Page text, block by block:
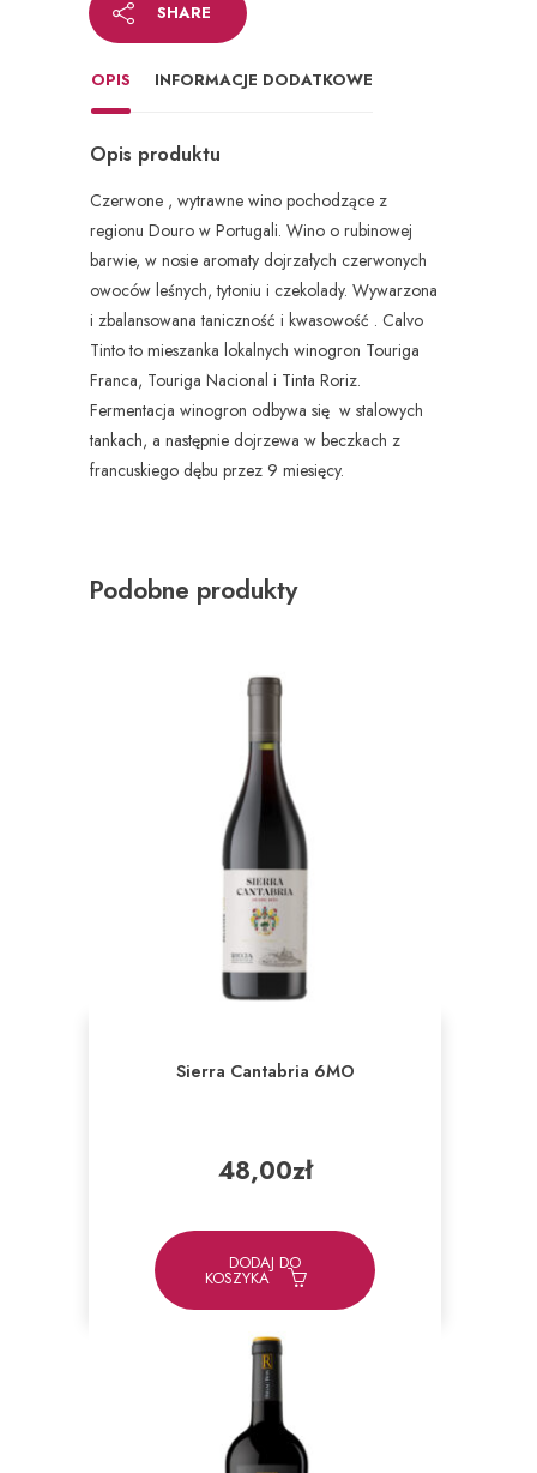
SHARE
OPIS INFORMACJE DODATKOWE
Opis produktu
Czerwone , wytrawne wino pochodzące z
regionu Douro w Portugali. Wino o rubinowej
barwie, w nosie aromaty dojrzałych czerwonych
owoców leśnych, tytoniu i czekolady. Wywarzona
i zbalansowana taniczność i kwasowość . Calvo
Tinto to mieszanka lokalnych winogron Touriga
Franca, Touriga Nacional i Tinta Roriz.
Fermentacja winogron odbywa się w stalowych
tankach, a następnie dojrzewa w beczkach z
francuskiego dębu przez 9 miesięcy.
Podobne produkty
Sierra Cantabria 6MO
48,00zł
DODAJ DO
KOSZYKA